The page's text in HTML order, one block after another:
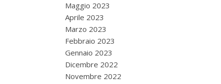
Maggio 2023
Aprile 2023
Marzo 2023
Febbraio 2023
Gennaio 2023
Dicembre 2022
Novembre 2022